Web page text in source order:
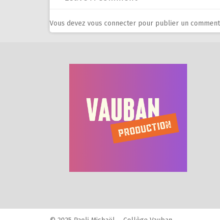
Vous devez vous connecter pour publier un